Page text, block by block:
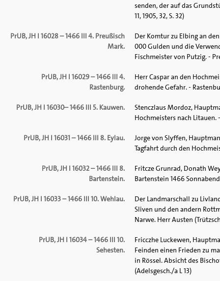
senden, der auf das
11, 1905, 32, S. 32)
PrUB, JH I 16028 – 1466 III 4. Preußisch
Mark.
Der Komtur zu Elbing an
000 Gulden und die
Fischmeister von Putzig. -
PrUB, JH I 16029 – 1466 III 4.
Rastenburg.
Herr Caspar an den
drohende Gefahr. -
PrUB, JH I 16030– 1466 III 5. Kauwen.
Stenczlaus Mordoz,
Hochmeisters nach
PrUB, JH I 16031 – 1466 III 8. Eylau.
Jorge von Slyffen,
Tagfahrt durch den
PrUB, JH I 16032 – 1466 III 8.
Bartenstein.
Fritcze Grunrad, Donath
Bartenstein 1466
PrUB, JH I 16033 – 1466 III 10. Wehlau.
Der Landmarschall zu
Sliven und den andern
Narwe. Herr Austen
PrUB, JH I 16034 – 1466 III 10.
Sehesten.
Fricczhe Luckewen,
Feinden einen Frieden zu
in Rössel. Absicht des
(Adelsgesch./a L 13)